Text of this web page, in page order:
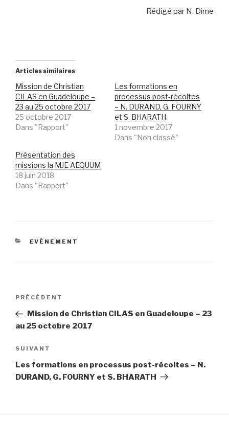
Rédigé par N. Dime
Articles similaires
Mission de Christian
CILAS en Guadeloupe –
23 au 25 octobre 2017
25 octobre 2017
Dans "Rapport"
Les formations en
processus post-récoltes
– N. DURAND, G. FOURNY
et S. BHARATH
1 novembre 2017
Dans "Non classé"
Présentation des
missions la MJE AEQUUM
18 juin 2018
Dans "Rapport"
CATÉGORIES
EVÉNEMENT
Navigation
l’article
Article
précédent
PRÉCÉDENT
Mission de Christian CILAS en Guadeloupe – 23
au 25 octobre 2017
Article
suivant
SUIVANT
Les formations en processus post-récoltes – N.
DURAND, G. FOURNY et S. BHARATH